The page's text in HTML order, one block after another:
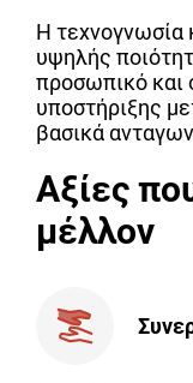
Η τεχνογνωσία
υψηλής
προσωπικό και
υποστήριξης
βασικά
Αξίες
μέλλον